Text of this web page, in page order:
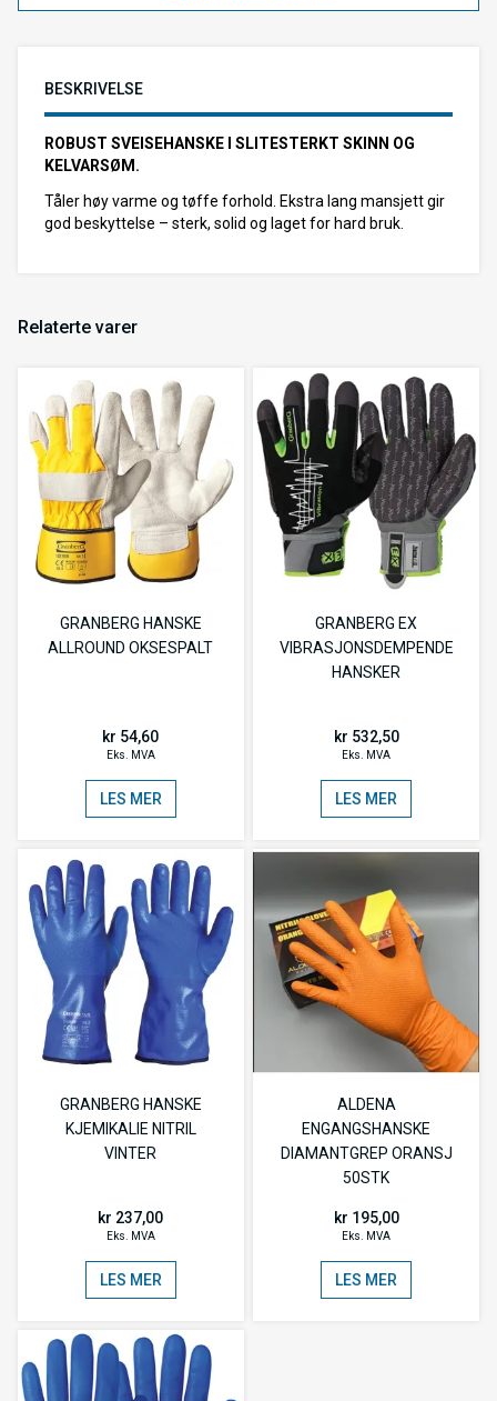
BESKRIVELSE
ROBUST SVEISEHANSKE I SLITESTERKT SKINN OG
KELVARSØM.
Tåler høy varme og tøffe forhold. Ekstra lang mansjett gir
god beskyttelse – sterk, solid og laget for hard bruk.
Relaterte varer
GRANBERG HANSKE
ALLROUND OKSESPALT
kr 54,60
Eks. MVA
LES MER
GRANBERG EX
VIBRASJONSDEMPENDE
HANSKER
kr 532,50
Eks. MVA
LES MER
GRANBERG HANSKE
KJEMIKALIE NITRIL
VINTER
kr 237,00
Eks. MVA
LES MER
ALDENA
ENGANGSHANSKE
DIAMANTGREP ORANSJ
50STK
kr 195,00
Eks. MVA
LES MER